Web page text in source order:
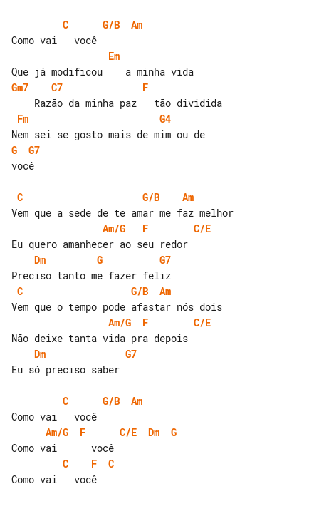
C G/B
Am
Em
Gm7
C7
F
Fm
G4
G
G7
você
C G/B
Am
Am/G
F
C/E
Dm
G
G7
C
G/B
Am
Am/G
F
C/E
Dm
G7
Eu só preciso saber
C G/B
Am
Am/G
F C/E Dm
G
C
F
C